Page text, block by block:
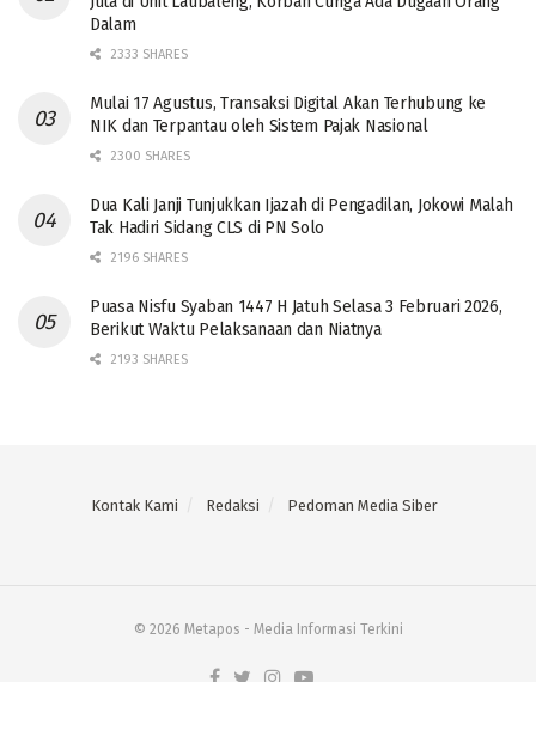
Dalam
2333 SHARES
Mulai 17 Agustus, Transaksi Digital Akan Terhubung ke
NIK dan Terpantau oleh Sistem Pajak Nasional
2300 SHARES
Dua Kali Janji Tunjukkan Ijazah di Pengadilan, Jokowi Malah
Tak Hadiri Sidang CLS di PN Solo
2196 SHARES
Puasa Nisfu Syaban 1447 H Jatuh Selasa 3 Februari 2026,
Berikut Waktu Pelaksanaan dan Niatnya
2193 SHARES
Kontak Kami Redaksi Pedoman Media Siber
© 2026 Metapos - Media Informasi Terkini